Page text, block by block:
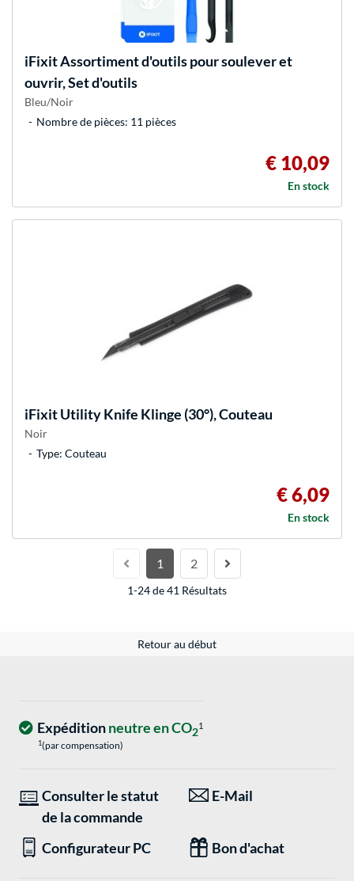
iFixitAssortiment d'outils pour soulever et
ouvrir, Set d'outils
Bleu/Noir
Nombre de pièces: 11 pièces
€ 10,09
En stock
iFixitUtility Knife Klinge (30°), Couteau
Noir
Type: Couteau
€ 6,09
En stock
1 2
1-24 de 41 Résultats
Retour au début
Expéditionneutre en CO21
1(par compensation)
Consulter le statut
de la commande
E-Mail
Configurateur PC Bon d'achat